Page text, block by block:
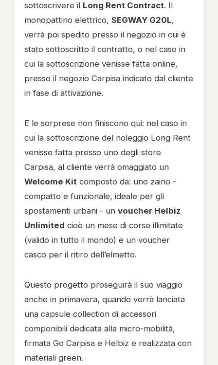
sottoscrivere il Long Rent Contract. Il
monopattino elettrico, SEGWAY G20L,
verrà poi spedito presso il negozio in cui è
stato sottoscritto il contratto, o nel caso in
cui la sottoscrizione venisse fatta online,
presso il negozio Carpisa indicato dal cliente
in fase di attivazione.
E le sorprese non finiscono qui: nel caso in
cui la sottoscrizione del noleggio Long Rent
venisse fatta presso uno degli store
Carpisa, al cliente verrà omaggiato un
Welcome Kit composto da: uno zaino -
compatto e funzionale, ideale per gli
spostamenti urbani - un voucher Helbiz
Unlimited cioè un mese di corse illimitate
(valido in tutto il mondo) e un voucher
casco per il ritiro dell’elmetto.
Questo progetto proseguirà il suo viaggio
anche in primavera, quando verrà lanciata
una capsule collection di accessori
componibili dedicata alla micro-mobilità,
firmata Go Carpisa e Helbiz e realizzata con
materiali green.